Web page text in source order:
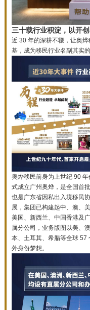
三十载行业积淀，以开
近 30 年的深耕不辍，让奥
基，成为移民行业名副其实的
奥烨移民前身为上世纪 90
式成立广州奥烨，是全国首
也是广东省因私出入境移民
展，集团已构建起中、澳、
美国、新西兰、中国香港及
属分公司，业务版图以美、
本、土耳其、希腊等全球 57
外身份梦想。